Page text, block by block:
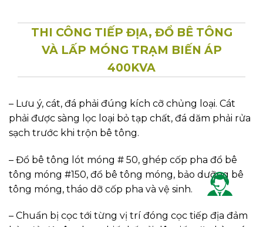
THI CÔNG TIẾP ĐỊA, ĐỔ BÊ TÔNG
VÀ LẤP MÓNG TRẠM BIẾN ÁP
400KVA
– Lưu ý, cát, đá phải đúng kích cỡ chủng loại. Cát
phải được sàng lọc loại bỏ tạp chất, đá dăm phải rửa
sạch trước khi trộn bê tông.
– Đổ bê tông lót móng # 50, ghép cốp pha đổ bê
tông móng #150, đổ bê tông móng, bảo dưỡng bê
tông móng, tháo dỡ cốp pha và vệ sinh.
– Chuẩn bị cọc tới từng vị trí đóng cọc tiếp địa đảm